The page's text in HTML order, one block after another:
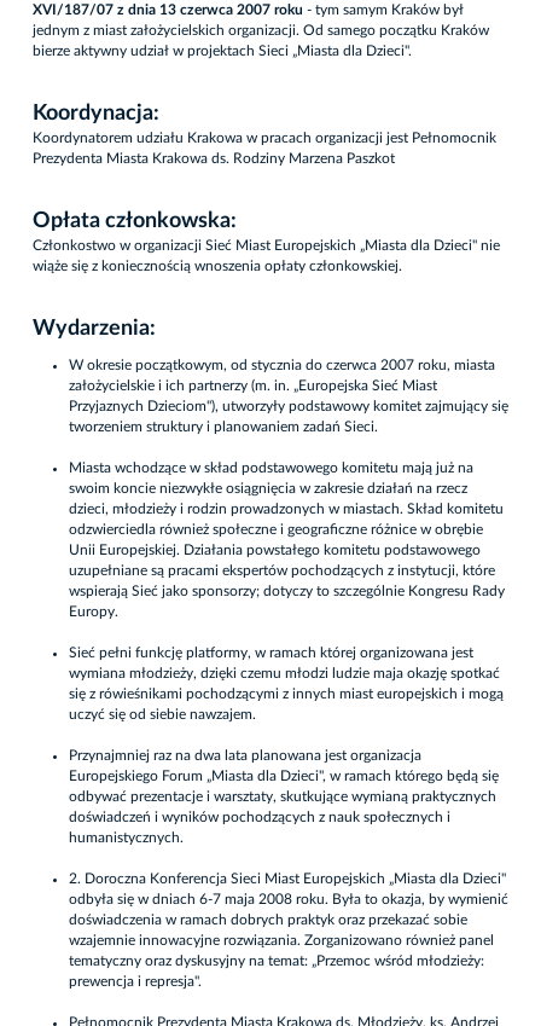
XVI/187/07 z dnia 13 czerwca 2007 roku - tym samym Kraków był
jednym z miast założycielskich organizacji. Od samego początku Kraków
bierze aktywny udział w projektach Sieci „Miasta dla Dzieci".
Koordynacja:
Koordynatorem udziału Krakowa w pracach organizacji jest Pełnomocnik
Prezydenta Miasta Krakowa ds. Rodziny Marzena Paszkot
Opłata członkowska:
Członkostwo w organizacji Sieć Miast Europejskich „Miasta dla Dzieci" nie
wiąże się z koniecznością wnoszenia opłaty członkowskiej.
Wydarzenia:
W okresie początkowym, od stycznia do czerwca 2007 roku, miasta
założycielskie i ich partnerzy (m. in. „Europejska Sieć Miast
Przyjaznych Dzieciom"), utworzyły podstawowy komitet zajmujący się
tworzeniem struktury i planowaniem zadań Sieci.
Miasta wchodzące w skład podstawowego komitetu mają już na
swoim koncie niezwykłe osiągnięcia w zakresie działań na rzecz
dzieci, młodzieży i rodzin prowadzonych w miastach. Skład komitetu
odzwierciedla również społeczne i geograficzne różnice w obrębie
Unii Europejskiej. Działania powstałego komitetu podstawowego
uzupełniane są pracami ekspertów pochodzących z instytucji, które
wspierają Sieć jako sponsorzy; dotyczy to szczególnie Kongresu Rady
Europy.
Sieć pełni funkcję platformy, w ramach której organizowana jest
wymiana młodzieży, dzięki czemu młodzi ludzie maja okazję spotkać
się z rówieśnikami pochodzącymi z innych miast europejskich i mogą
uczyć się od siebie nawzajem.
Przynajmniej raz na dwa lata planowana jest organizacja
Europejskiego Forum „Miasta dla Dzieci", w ramach którego będą się
odbywać prezentacje i warsztaty, skutkujące wymianą praktycznych
doświadczeń i wyników pochodzących z nauk społecznych i
humanistycznych.
2. Doroczna Konferencja Sieci Miast Europejskich „Miasta dla Dzieci"
odbyła się w dniach 6-7 maja 2008 roku. Była to okazja, by wymienić
doświadczenia w ramach dobrych praktyk oraz przekazać sobie
wzajemnie innowacyjne rozwiązania. Zorganizowano również panel
tematyczny oraz dyskusyjny na temat: „Przemoc wśród młodzieży:
prewencja i represja".
Pełnomocnik Prezydenta Miasta Krakowa ds. Młodzieży, ks. Andrzej